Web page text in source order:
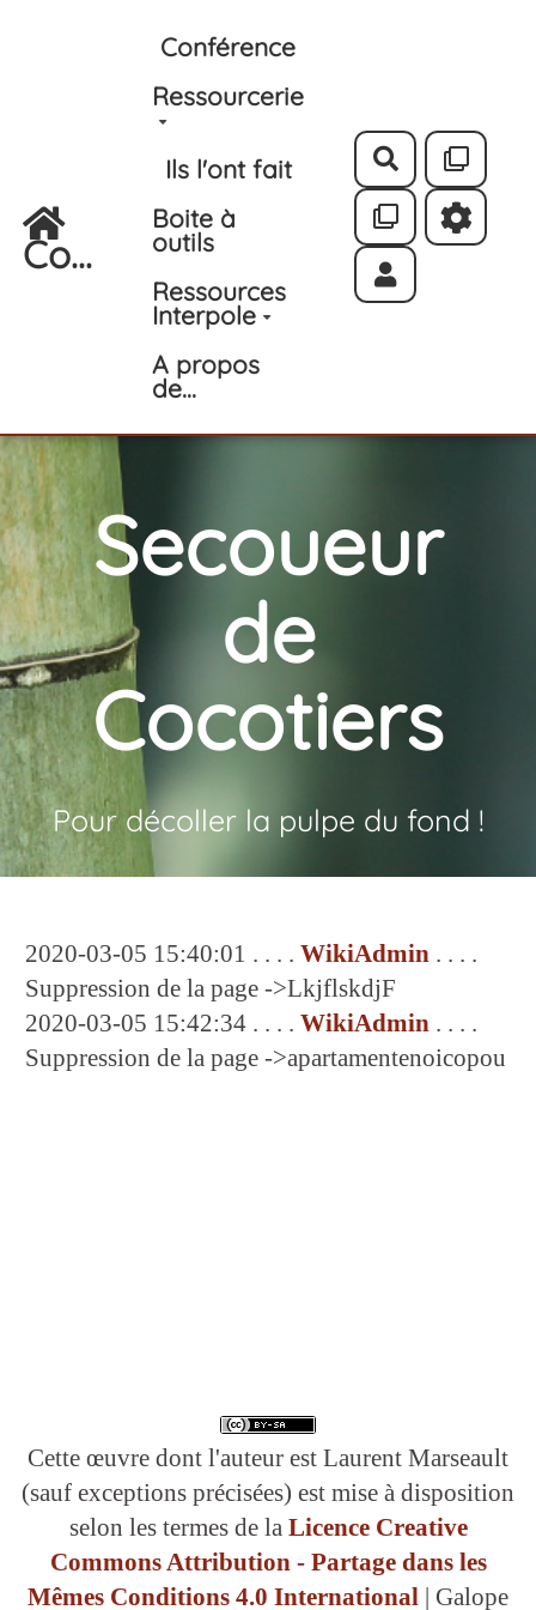
Aller au contenu principal
Co...
Conférence
Ressourcerie
Ils l'ont fait
Boite à
outils
Ressources
Interpole
A propos
de...
Rechercher
Secoueur
de
Cocotiers
Pour décoller la pulpe du fond !
2020-03-05 15:40:01 . . . . WikiAdmin . . . .
Suppression de la page ->LkjflskdjF
2020-03-05 15:42:34 . . . . WikiAdmin . . . .
Suppression de la page ->apartamentenoicopou
Cette œuvre dont l'auteur est Laurent Marseault
(sauf exceptions précisées) est mise à disposition
selon les termes de la Licence Creative
Commons Attribution - Partage dans les
Mêmes Conditions 4.0 International | Galope